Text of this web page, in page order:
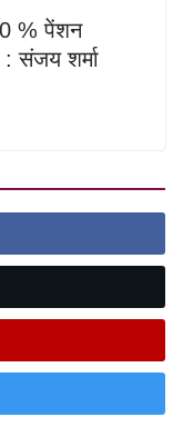
% पेंशन
: संजय शर्मा